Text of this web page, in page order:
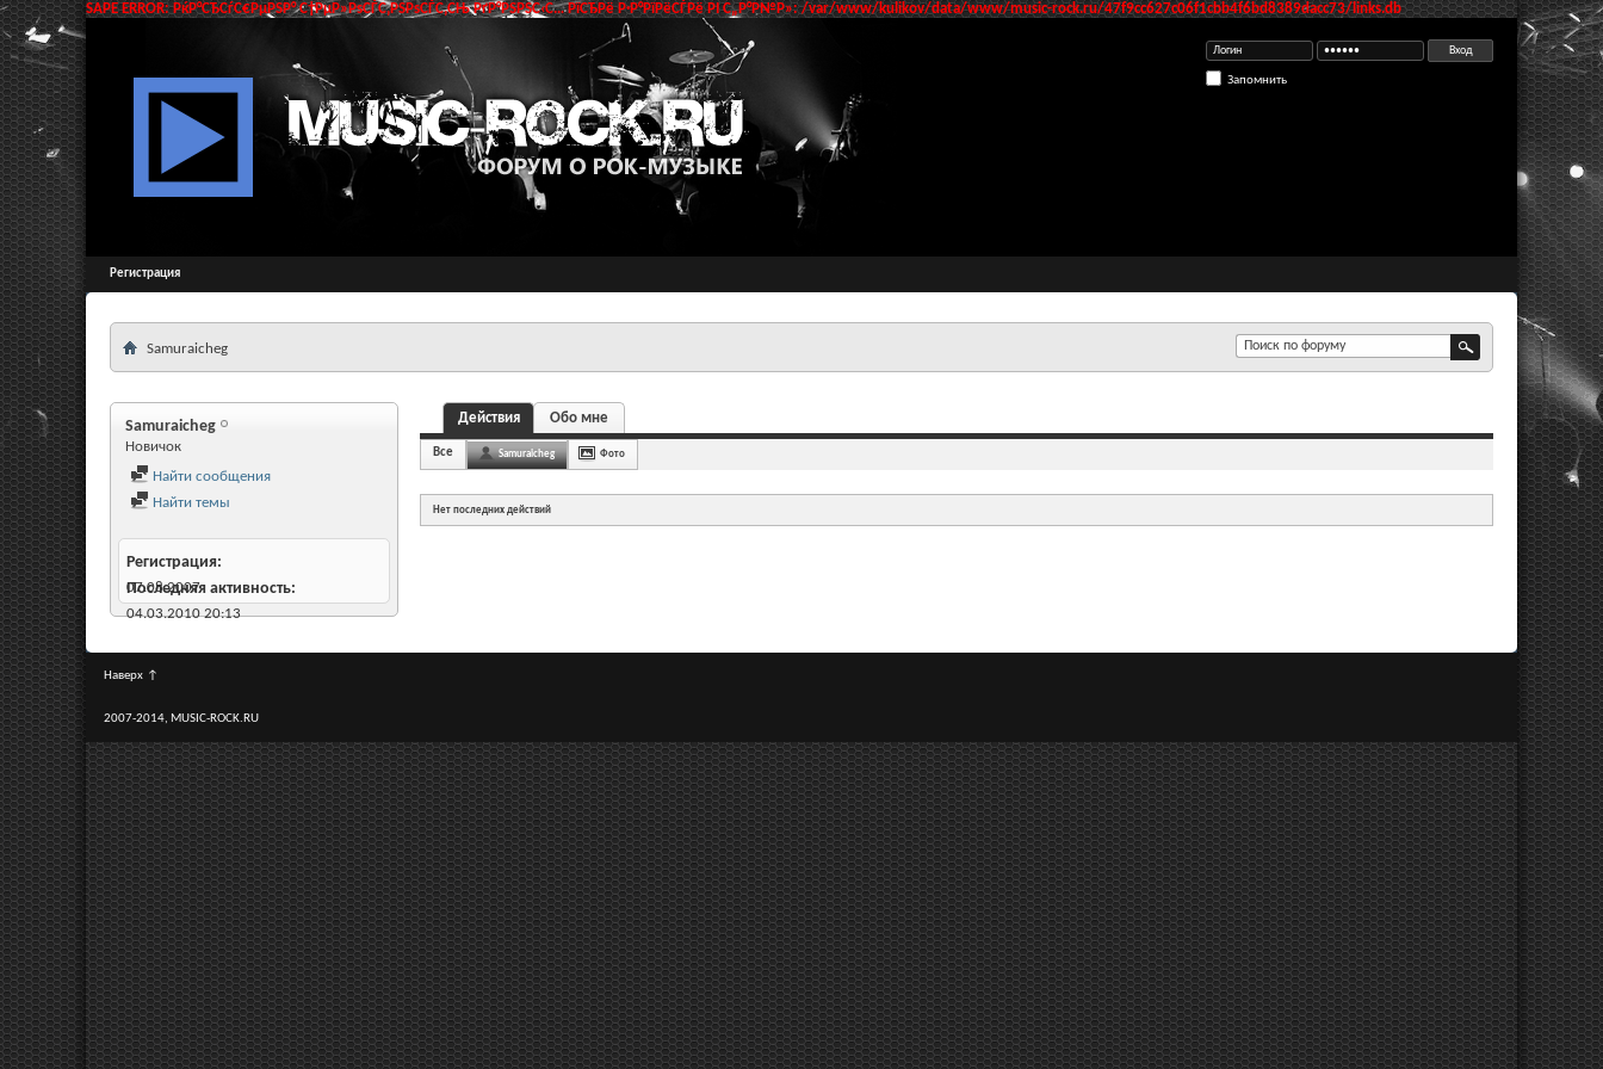
SAPE ERROR: РќР°СЂСѓС€РµРЅР° С†РµР»РѕСЃС‚РЅРѕСЃС‚СЊ РґР°РЅРЅС‹С… РїСЂРё Р·Р°РїРёСЃРё РІ С„Р°Р№Р»: /var/www/kulikov/data/www/music-rock.ru/47f9cc627c06f1cbb4f6bd8389dacc73/links.db
Запомнить
Регистрация
Samuraicheg
Samuraicheg
Новичок
Найти сообщения
Найти темы
Регистрация
07.08.2007
Последняя активность
04.03.201020:13
Действия Обо мне
Все Samuraicheg Фото
Нет последних действий
Наверх ↑
2007-2014, MUSIC-ROCK.RU